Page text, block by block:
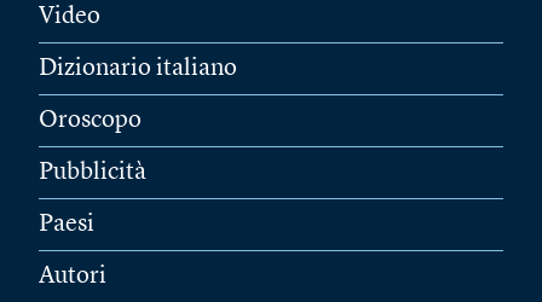
Video
Dizionario italiano
Oroscopo
Pubblicità
Paesi
Autori